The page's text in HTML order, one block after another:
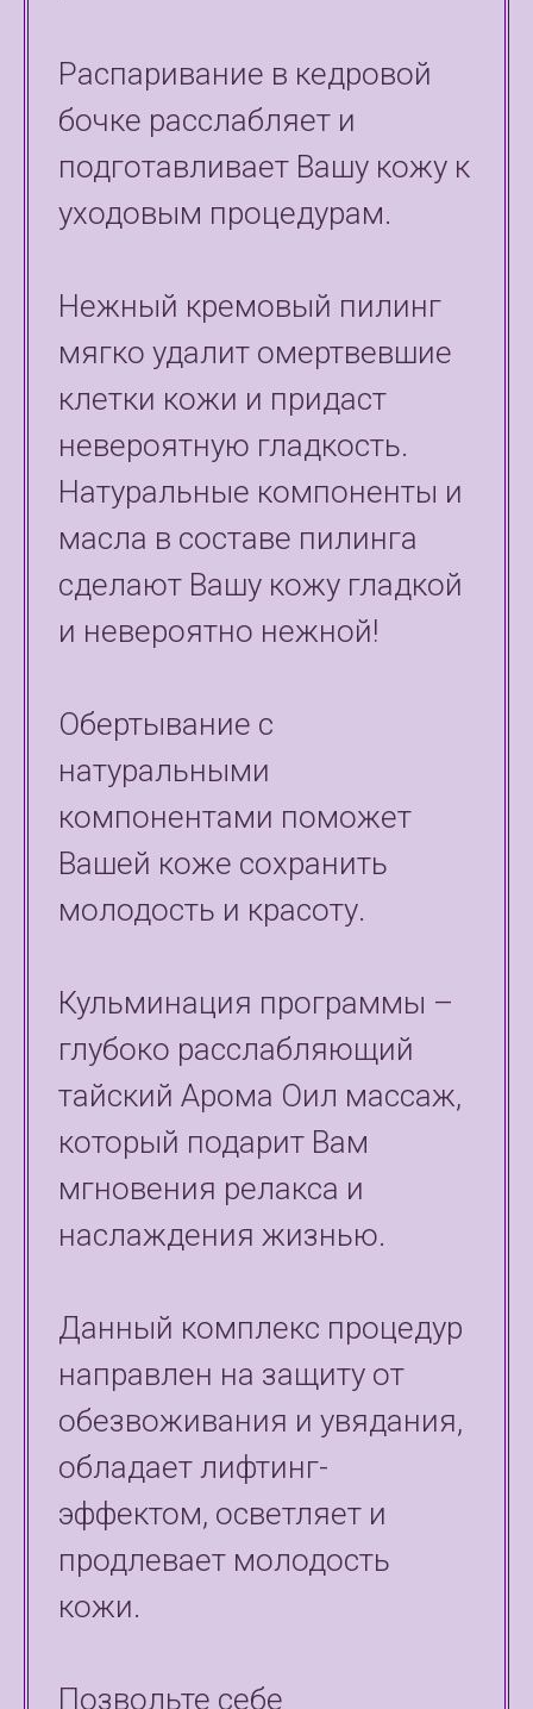
Распаривание в кедровой
бочке расслабляет и
подготавливает Вашу кожу к
уходовым процедурам.
Нежный кремовый пилинг
мягко удалит омертвевшие
клетки кожи и придаст
невероятную гладкость.
Натуральные компоненты и
масла в составе пилинга
сделают Вашу кожу гладкой
и невероятно нежной!
Обертывание с
натуральными
компонентами поможет
Вашей коже сохранить
молодость и красоту.
Кульминация программы –
глубоко расслабляющий
тайский Арома Оил массаж,
который подарит Вам
мгновения релакса и
наслаждения жизнью.
Данный комплекс процедур
направлен на защиту от
обезвоживания и увядания,
обладает лифтинг-
эффектом, осветляет и
продлевает молодость
кожи.
Позвольте себе